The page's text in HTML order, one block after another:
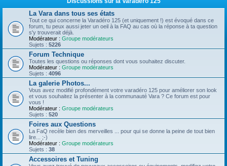
h
La Vara dans tous ses états
Tout ce qui concerne la Varadéro 125 (et uniquement !) est évoqué dans ce
forum, tu peux aussi jeter un oeil à la FAQ au cas où la réponse à ta question
s'y trouverait déjà.
Modérateur : Groupe modérateurs
Sujets : 5226
Forum Technique
Toutes les questions ou réponses dont vous souhaitez discuter.
Modérateur : Groupe modérateurs
Sujets : 4096
La galerie Photos...
Vous avez modifié profondément votre varadéro 125 pour améliorer son look
et vous souhaitez la présenter à la communauté Vara ? Ce forum est pour
vous !
Modérateur : Groupe modérateurs
Sujets : 520
Foires aux Questions
La FaQ recèle bien des merveilles ... pour qui se donne la peine de tout bien
lire... ;-)
Modérateur : Groupe modérateurs
Sujets : 38
Accessoires et Tuning